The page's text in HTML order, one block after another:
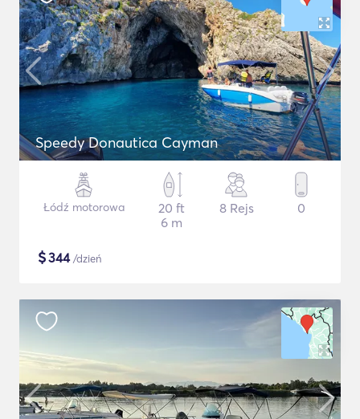
Speedy Donautica Cayman
Łódź motorowa
20 ft
6 m
8 Rejs 0
$344/dzień